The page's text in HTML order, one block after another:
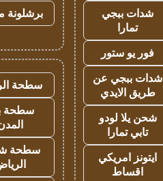
شدات ببجي
تمارا
فور يو ستور
شدات ببجي عن
طريق الايدي
شحن يلا لودو
تابي تمارا
ايتونز امريكي
اقساط
برشلونة
سطحة
سطحة
سطحة